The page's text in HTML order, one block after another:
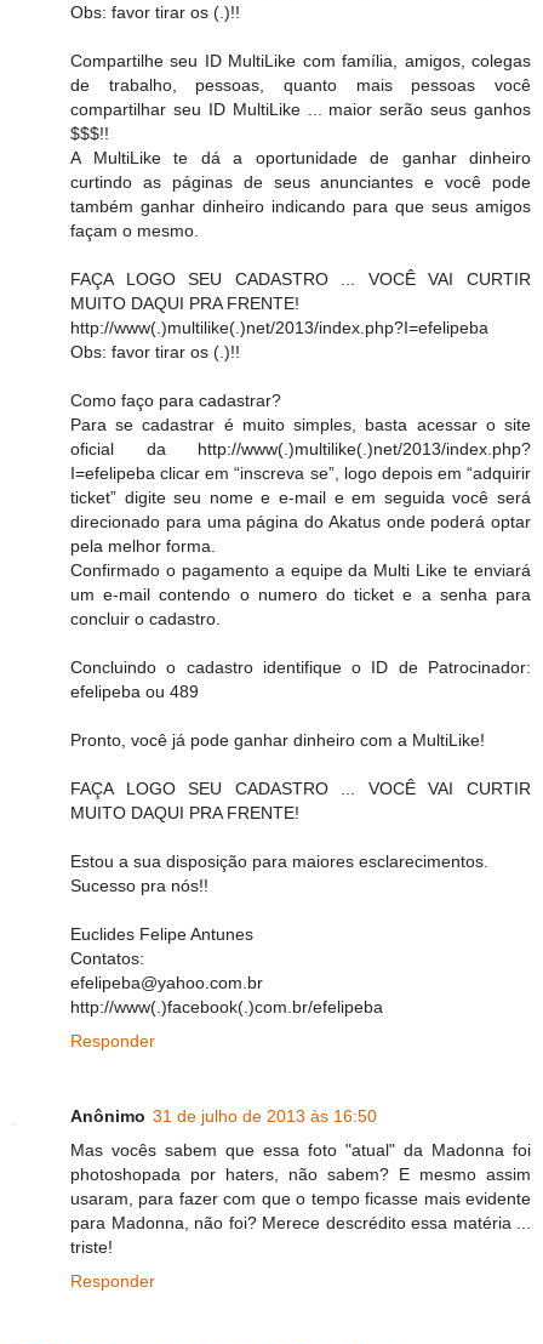
Obs: favor tirar os (.)!!
Compartilhe seu ID MultiLike com família, amigos, colegas
de trabalho, pessoas, quanto mais pessoas você
compartilhar seu ID MultiLike ... maior serão seus ganhos
$$$!!
A MultiLike te dá a oportunidade de ganhar dinheiro
curtindo as páginas de seus anunciantes e você pode
também ganhar dinheiro indicando para que seus amigos
façam o mesmo.
FAÇA LOGO SEU CADASTRO ... VOCÊ VAI CURTIR
MUITO DAQUI PRA FRENTE!
http://www(.)multilike(.)net/2013/index.php?I=efelipeba
Obs: favor tirar os (.)!!
Como faço para cadastrar?
Para se cadastrar é muito simples, basta acessar o site
oficial da http://www(.)multilike(.)net/2013/index.php?
I=efelipeba clicar em “inscreva se”, logo depois em “adquirir
ticket” digite seu nome e e-mail e em seguida você será
direcionado para uma página do Akatus onde poderá optar
pela melhor forma.
Confirmado o pagamento a equipe da Multi Like te enviará
um e-mail contendo o numero do ticket e a senha para
concluir o cadastro.
Concluindo o cadastro identifique o ID de Patrocinador:
efelipeba ou 489
Pronto, você já pode ganhar dinheiro com a MultiLike!
FAÇA LOGO SEU CADASTRO ... VOCÊ VAI CURTIR
MUITO DAQUI PRA FRENTE!
Estou a sua disposição para maiores esclarecimentos.
Sucesso pra nós!!
Euclides Felipe Antunes
Contatos:
efelipeba@yahoo.com.br
http://www(.)facebook(.)com.br/efelipeba
Responder
Anônimo 31 de julho de 2013 às 16:50
Mas vocês sabem que essa foto "atual" da Madonna foi
photoshopada por haters, não sabem? E mesmo assim
usaram, para fazer com que o tempo ficasse mais evidente
para Madonna, não foi? Merece descrédito essa matéria ...
triste!
Responder